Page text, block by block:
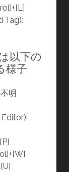
Tag):
以下の
様子
明